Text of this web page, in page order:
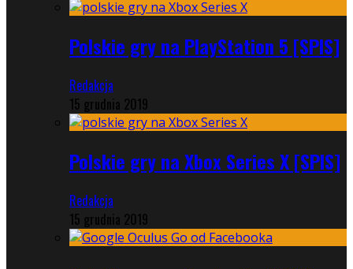
Polskie gry na PlayStation 5 [SPIS]
Redakcja
15 grudnia 2019
Polskie gry na Xbox Series X [SPIS]
Redakcja
15 grudnia 2019